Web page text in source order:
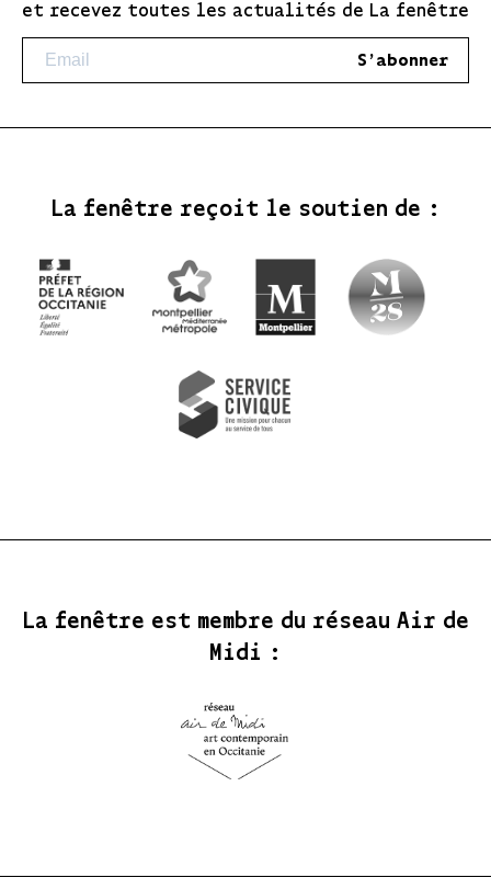
et recevez toutes les actualités de La fenêtre
S'abonner
La fenêtre reçoit le soutien de :
La fenêtre est membre du réseau Air de
Midi :